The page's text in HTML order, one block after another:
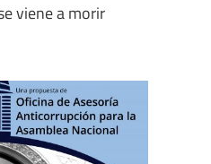
viene a morir